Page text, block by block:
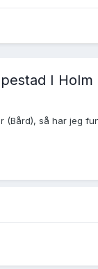
I Holm
(Bård), så har jeg